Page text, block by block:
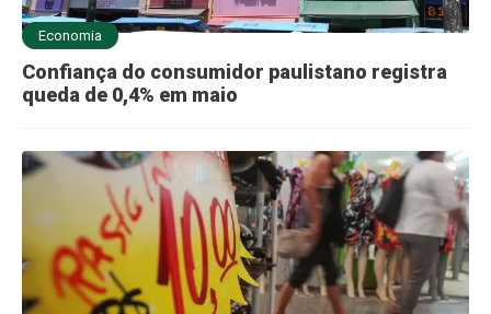
Economia
Confiança do consumidor paulistano registra
queda de 0,4% em maio